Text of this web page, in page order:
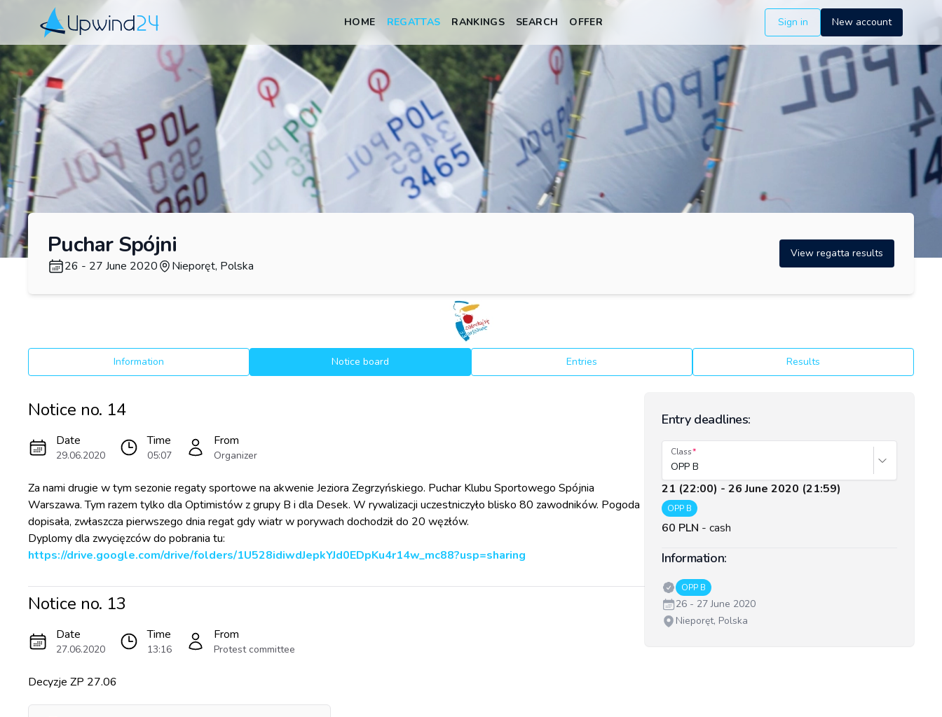
Upwind24
HOME REGATTAS RANKINGS SEARCH OFFER Sign in New account
Puchar Spójni
26 - 27 June 2020 Nieporęt, Polska
View regatta results
Information Notice board Entries Results
Notice no. 14
Date
29.06.2020
Time
05:07
From
Organizer
Za nami drugie w tym sezonie regaty sportowe na akwenie Jeziora Zegrzyńskiego. Puchar Klubu Sportowego Spójnia
Warszawa. Tym razem tylko dla Optimistów z grupy B i dla Desek. W rywalizacji uczestniczyło blisko 80 zawodników. Pogoda
dopisała, zwłaszcza pierwszego dnia regat gdy wiatr w porywach dochodził do 20 węzłów.
Dyplomy dla zwycięzców do pobrania tu:
https://drive.google.com/drive/folders/1U528idiwdJepkYJd0EDpKu4r14w_mc88?usp=sharing
Notice no. 13
Date
27.06.2020
Time
13:16
From
Protest committee
Decyzje ZP 27.06
Entry deadlines:
Class
OPP B
21 (22:00) - 26 June 2020 (21:59)
OPP B
60 PLN - cash
Information:
Classes:
OPP B
Date:26 - 27 June 2020
Venue:
Nieporęt, Polska